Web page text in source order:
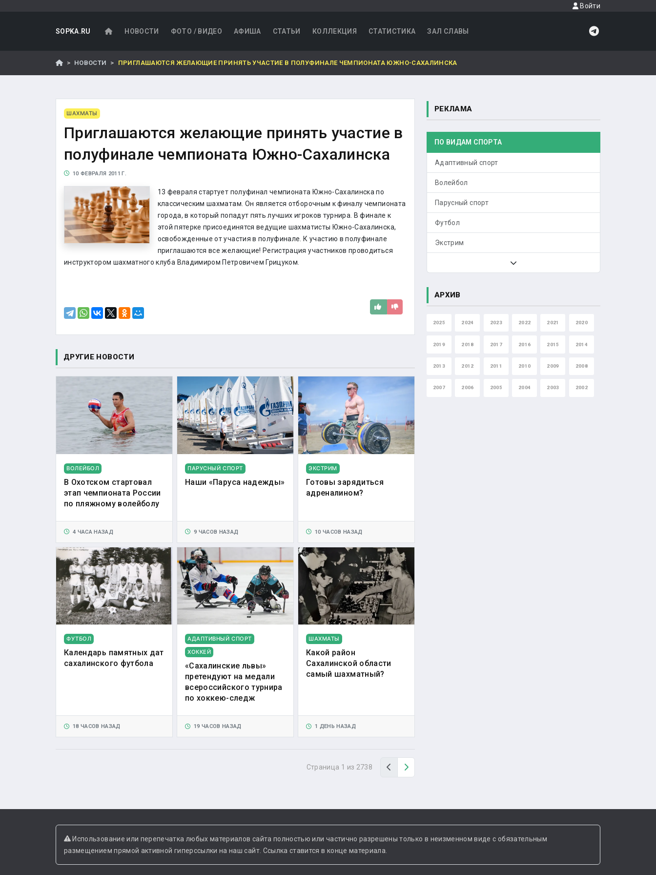
Войти
SOPKA.RU НОВОСТИ ФОТО / ВИДЕО АФИША СТАТЬИ КОЛЛЕКЦИЯ СТАТИСТИКА ЗАЛ СЛАВЫ
НОВОСТИ ПРИГЛАШАЮТСЯ ЖЕЛАЮЩИЕ ПРИНЯТЬ УЧАСТИЕ В ПОЛУФИНАЛЕ ЧЕМПИОНАТА ЮЖНО-САХАЛИНСКА
ШАХМАТЫ
Приглашаются желающие принять участие в
полуфинале чемпионата Южно-Сахалинска
10 ФЕВРАЛЯ 2011 Г.
13 февраля стартует полуфинал чемпионата Южно-Сахалинска по
классическим шахматам. Он является отборочным к финалу чемпионата
города, в который попадут пять лучших игроков турнира. В финале к
этой пятерке присоединятся ведущие шахматисты Южно-Сахалинска,
освобожденные от участия в полуфинале. К участию в полуфинале
приглашаются все желающие! Регистрация участников проводиться
инструктором шахматного клуба Владимиром Петровичем Грицуком.
ДРУГИЕ НОВОСТИ
ВОЛЕЙБОЛ
В Охотском стартовал
этап чемпионата России
по пляжному волейболу
4 ЧАСА НАЗАД
ПАРУСНЫЙ СПОРТ
Наши «Паруса надежды»
9 ЧАСОВ НАЗАД
ЭКСТРИМ
Готовы зарядиться
адреналином?
10 ЧАСОВ НАЗАД
ФУТБОЛ
Календарь памятных дат
сахалинского футбола
18 ЧАСОВ НАЗАД
АДАПТИВНЫЙ СПОРТ
ХОККЕЙ
«Сахалинские львы»
претендуют на медали
всероссийского турнира
по хоккею-следж
19 ЧАСОВ НАЗАД
ШАХМАТЫ
Какой район
Сахалинской области
самый шахматный?
1 ДЕНЬ НАЗАД
Страница 1 из 2738 НазадВперед
РЕКЛАМА
ПО ВИДАМ СПОРТА
Адаптивный спорт
Волейбол
Парусный спорт
Футбол
Экстрим
АРХИВ
2025 2024 2023 2022 2021 2020
2019 2018 2017 2016 2015 2014
2013 2012 2011 2010 2009 2008
2007 2006 2005 2004 2003 2002
Использование или перепечатка любых материалов сайта полностью или частично разрешены только в неизменном виде с обязательным
размещением прямой активной гиперссылки на наш сайт. Ссылка ставится в конце материала.